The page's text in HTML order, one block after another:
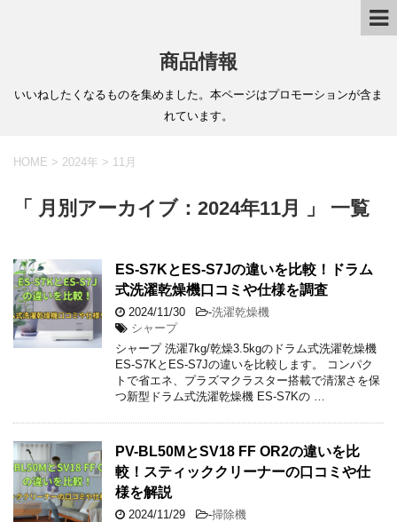
商品情報
いいねしたくなるものを集めました。本ページはプロモーションが含ま
れています。
HOME > 2024年 > 11月
「 月別アーカイブ：2024年11月 」 一覧
ES-S7KとES-S7Jの違いを比較！ドラム
式洗濯乾燥機口コミや仕様を調査
2024/11/30 -洗濯乾燥機
シャープ
シャープ 洗濯7kg/乾燥3.5kgのドラム式洗濯乾燥機
ES-S7KとES-S7Jの違いを比較します。 コンパク
トで省エネ、プラズマクラスター搭載で清潔さを保
つ新型ドラム式洗濯乾燥機 ES-S7Kの …
PV-BL50MとSV18 FF OR2の違いを比
較！スティッククリーナーの口コミや仕
様を解説
2024/11/29 -掃除機